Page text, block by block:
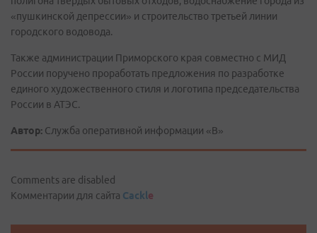
«пушкинской депрессии» и строительство третьей линии
городского водовода.
Также администрации Приморского края совместно с МИД
России поручено проработать предложения по разработке
единого художественного стиля и логотипа председательства
России в АТЭС.
Автор: Служба оперативной информации «В»
Comments are disabled
Комментарии для сайта Cackle